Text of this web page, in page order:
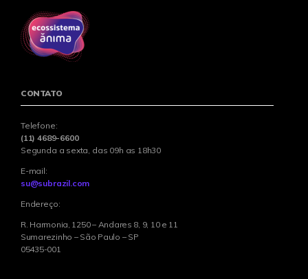
CONTATO
Telefone:
(11) 4689-6600
Segunda a sexta, das 09h as 18h30
E-mail:
su@subrazil.com
Endereço:
R. Harmonia, 1250 – Andares 8, 9, 10 e 11
Sumarezinho – São Paulo – SP
05435-001